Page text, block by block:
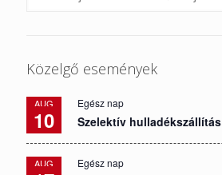
Közelgő események
AUG
10
Egész nap
Szelektív hulladékszállítás
AUG Egész nap